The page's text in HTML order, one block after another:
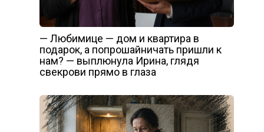
— Любимице — дом и квартира в
подарок, а попрошайничать пришли к
нам? — выплюнула Ирина, глядя
свекрови прямо в глаза